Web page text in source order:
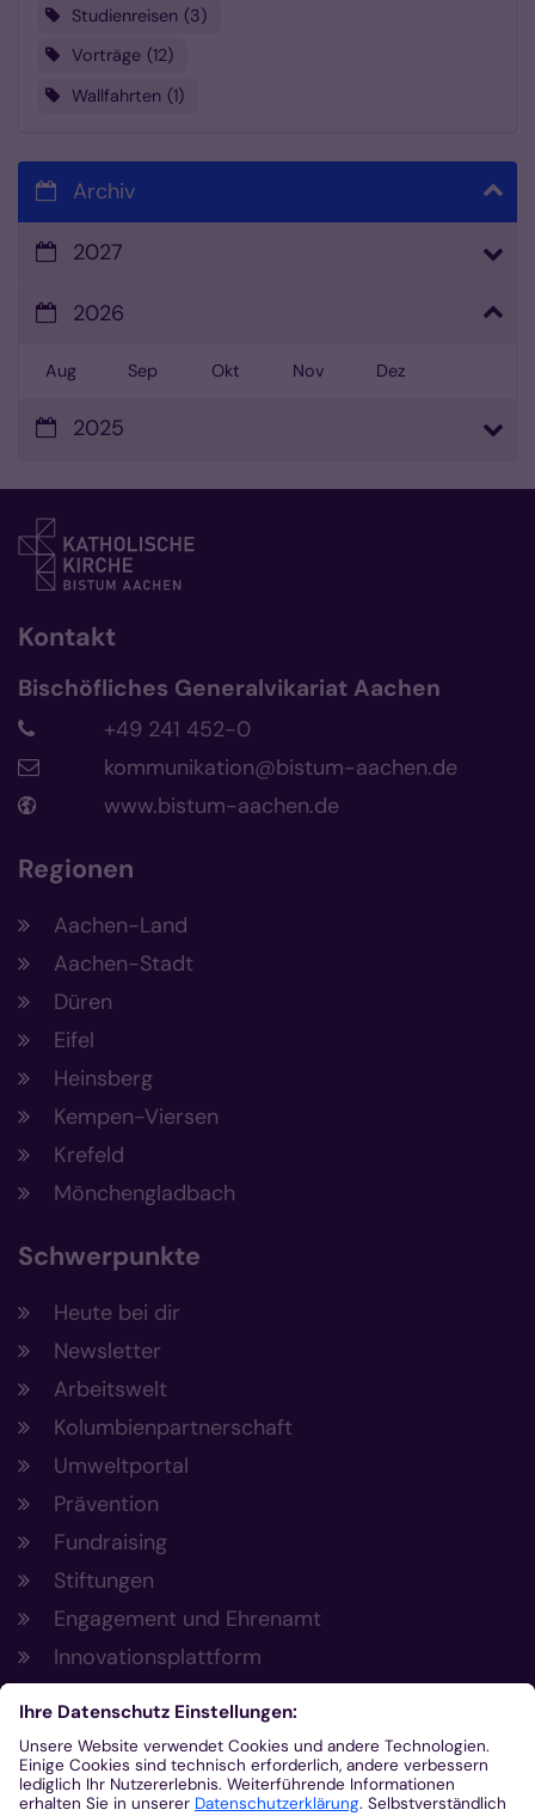
Studienreisen 3
Vorträge 12
Wallfahrten 1
Archiv
2027
2026
Aug Sep Okt Nov Dez
2025
Kontakt
Bischöfliches Generalvikariat Aachen
+49 241 452-0
kommunikation@bistum-aachen.de
www.bistum-aachen.de
Regionen
Aachen-Land
Aachen-Stadt
Düren
Eifel
Heinsberg
Kempen-Viersen
Krefeld
Mönchengladbach
Schwerpunkte
Heute bei dir
Newsletter
Arbeitswelt
Kolumbienpartnerschaft
Umweltportal
Prävention
Fundraising
Stiftungen
Engagement und Ehrenamt
Innovationsplattform
Aus der Plattform
Nachrichten